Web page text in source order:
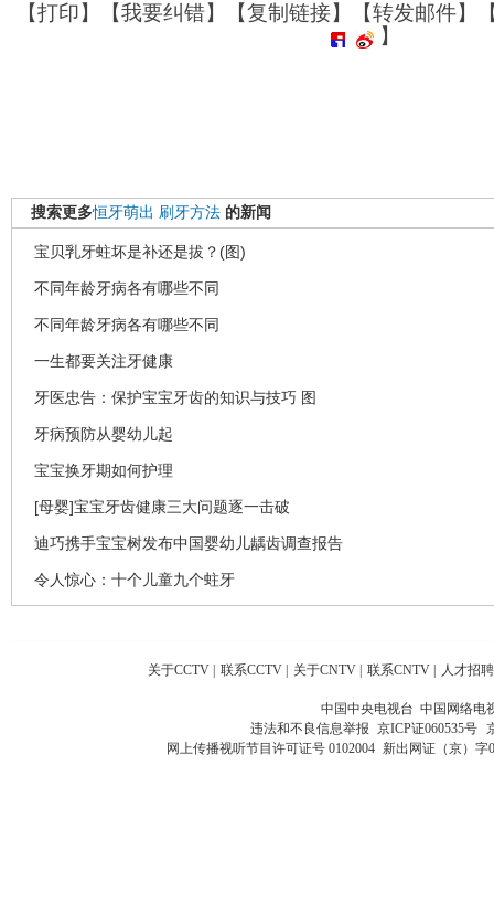
【打印】【我要纠错】【复制链接】【转发邮件】
】
搜索更多恒牙萌出 刷牙方法 的新闻
宝贝乳牙蛀坏是补还是拔？(图)
不同年龄牙病各有哪些不同
不同年龄牙病各有哪些不同
一生都要关注牙健康
牙医忠告：保护宝宝牙齿的知识与技巧 图
牙病预防从婴幼儿起
宝宝换牙期如何护理
[母婴]宝宝牙齿健康三大问题逐一击破
迪巧携手宝宝树发布中国婴幼儿龋齿调查报告
令人惊心：十个儿童九个蛀牙
关于CCTV | 联系CCTV | 关于CNTV | 联系CNTV | 人才招聘
中国中央电视台 中国网络电
违法和不良信息举报 京ICP证060535号
网上传播视听节目许可证号 0102004 新出网证（京）